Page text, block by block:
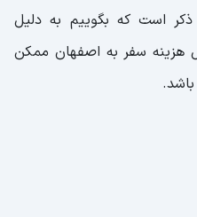
است که بگوییم به دلیل
هزینه سفر به اصفهان ممکن